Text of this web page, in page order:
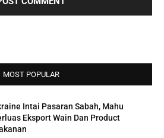
MOST POPULAR
Intai Pasaran Sabah, Mahu
Eksport Wain Dan Product